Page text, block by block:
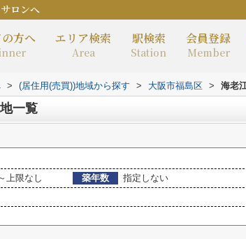
ロンへ
方へ エリア検索
Area
駅検索
Station
会員登録
Member
> (居住用(売買))地域から探す > 大阪市福島区 > 海老
一覧
上限なし 築年数
指定しない